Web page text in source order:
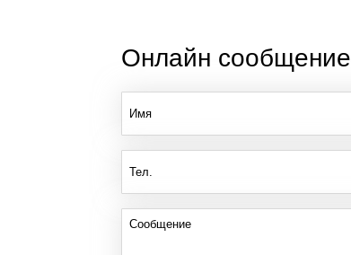
Онлайн сообщение